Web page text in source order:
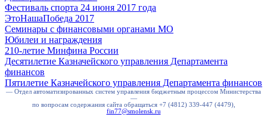
Фестиваль спорта 24 июня 2017 года
ЭтоНашаПобеда 2017
Семинары с финансовыми органами МО
Юбилеи и награждения
210-летие Минфина России
Десятилетие Казначейского управления Департамента
финансов
Пятилетие Казначейского управления Департамента финансов
— Отдел автоматизированных систем управления бюджетным процессом Министерства
—
по вопросам содержания сайта обращаться +7 (4812) 339-447 (4479),
fin77@smolensk.ru